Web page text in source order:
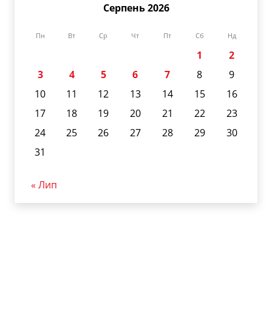
Серпень 2026
Пн Вт Ср Чт Пт Сб Нд
1
2
3
4 5 6 7 8
9
10
11 12 13 14 15
16
17
18 19 20 21 22
23
24
25 26 27 28 29
30
31
« Лип